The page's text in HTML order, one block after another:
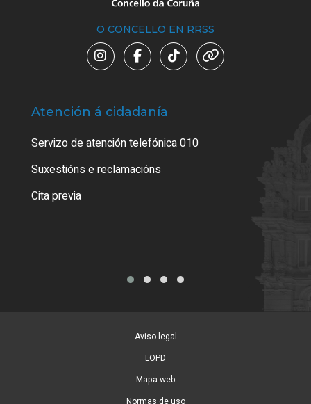
O CONCELLO EN RRSS
Atención á cidadanía
Servizo de atención telefónica 010
Suxestións e reclamacións
Cita previa
Aviso legal
LOPD
Mapa web
Normas de uso